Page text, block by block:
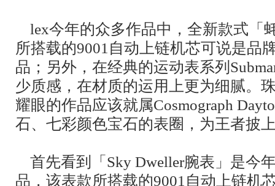
lex今年的众多作品中，全新款式「
所搭载的9001自动上链机芯可说是品
品；另外，在经典的运动表系列
少质感，在材质的运用上更为细腻。
耀眼的作品应该就属Cosmograph
石、七彩颜色宝石的表圈，为王者披
首先看到「Sky Dweller腕表」是今
品，该表款所搭载的9001自动上链机